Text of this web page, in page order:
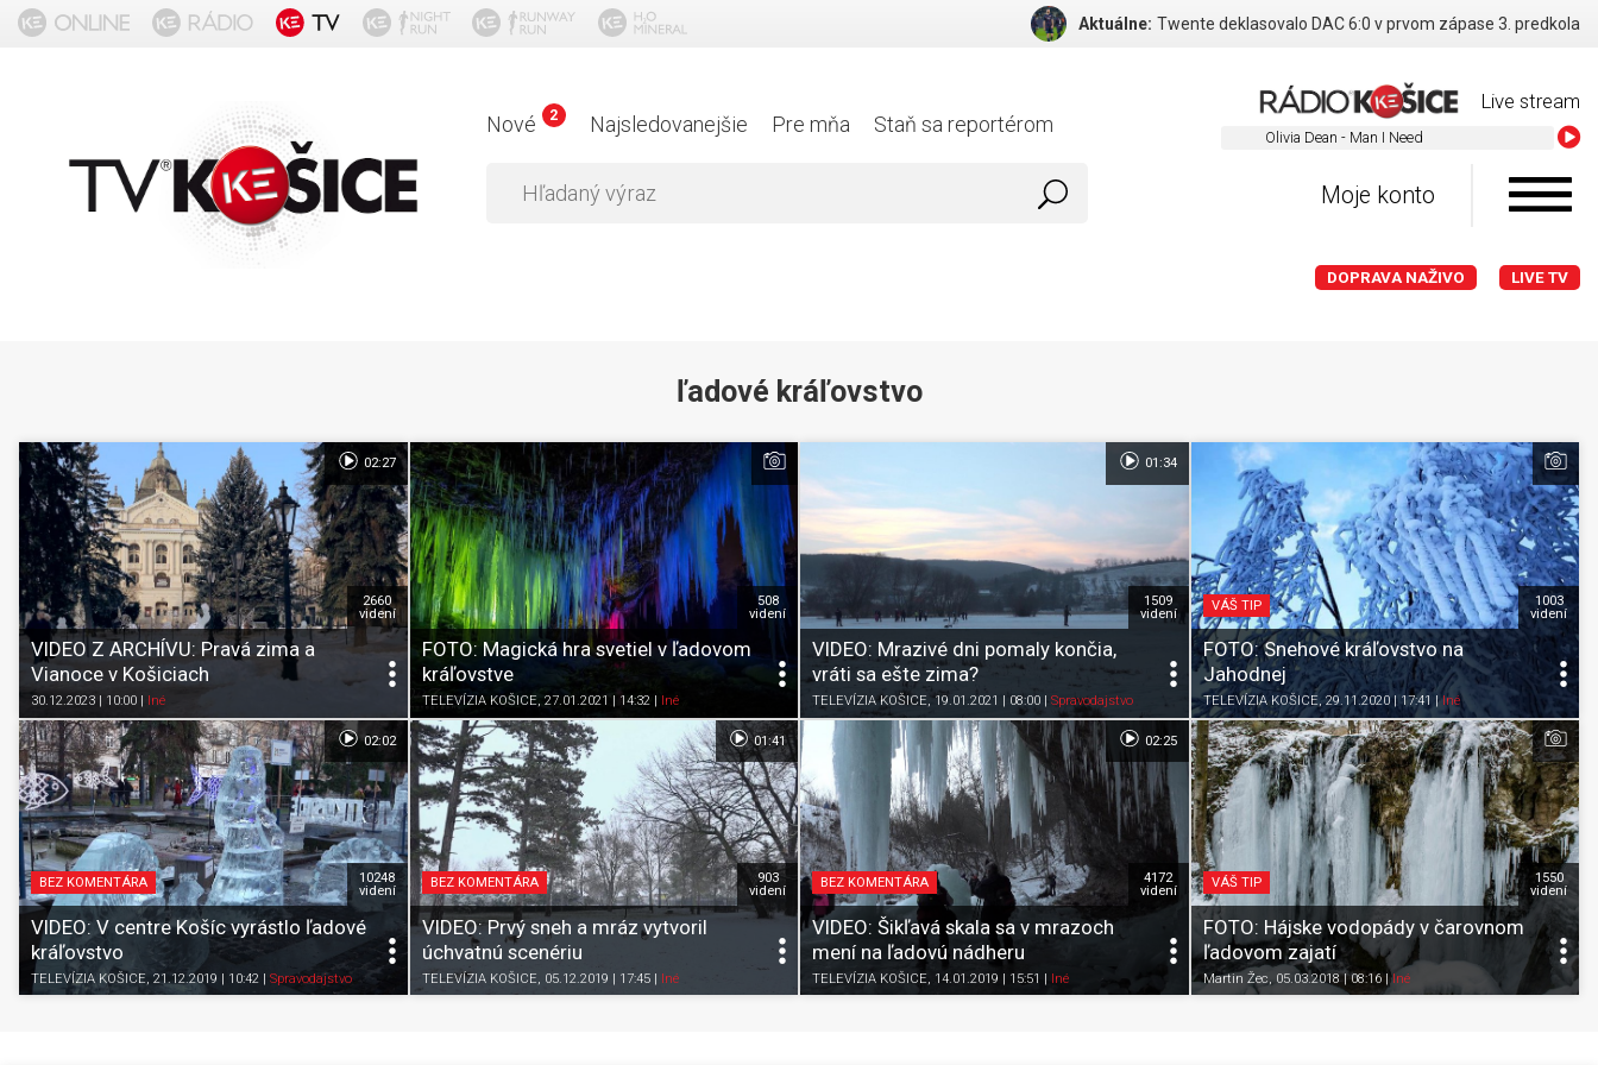
Aktuálne: Twente deklasovalo DAC 6:0 v prvom zápase 3. predkola
Live stream
Olivia Dean - Man I Need
Nové 2 Najsledovanejšie Pre mňa Staň sa reportérom
Moje konto
DOPRAVA NAŽIVO LIVE TV
ľadové kráľovstvo
VIDEO Z ARCHÍVU: Pravá zima a
Vianoce v Košiciach
30.12.2023 | 10:00 Iné K obľúbeným
Zdieľať
2660
videní
02:27
FOTO: Magická hra svetiel v ľadovom
kráľovstve
TELEVÍZIA KOŠICE, 27.01.2021 | 14:32| Iné Pozrieť neskôr
K obľúbeným
Zdieľať
508
videní
VIDEO: Mrazivé dni pomaly končia,
vráti sa ešte zima?
TELEVÍZIA KOŠICE, 19.01.2021 | 08:00 Spravodajstvo Pozrieť neskôr
K obľúbeným
Zdieľať
1509
videní
01:34
VÁŠ TIP
FOTO: Snehové kráľovstvo na
Jahodnej
TELEVÍZIA KOŠICE, 29.11.2020 | 17:41 |Iné
1003
videní
BEZ KOMENTÁRA
VIDEO: V centre Košíc vyrástlo ľadové
kráľovstvo
TELEVÍZIA KOŠICE, 21.12.2019 | 10:42 | Spravodajstvo Pozrieť neskôr
K obľúbeným
Zdieľať
10248
videní
02:02
BEZ KOMENTÁRA
VIDEO: Prvý sneh a mráz vytvoril
úchvatnú scenériu
TELEVÍZIA KOŠICE, 05.12.2019 | 17:45| Iné K obľúbeným
Zdieľať
903
videní
01:41
BEZ KOMENTÁRA
VIDEO: Šikľavá skala sa v mrazoch
mení na ľadovú nádheru
TELEVÍZIA KOŠICE, 14.01.2019 | 15:51 | Iné Pozrieť neskôr
K obľúbeným
Zdieľať
4172
videní
02:25
VÁŠ TIP
FOTO: Hájske vodopády v čarovnom
ľadovom zajatí
Martin Žec, 05.03.2018 | 08:16|Iné
1550
videní